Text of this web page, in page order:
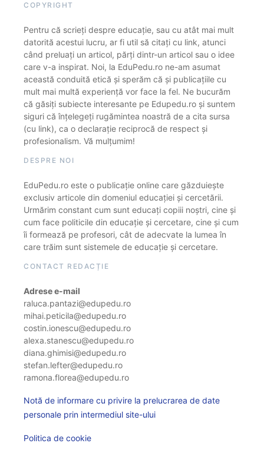
COPYRIGHT
Pentru că scrieți despre educație, sau cu atât mai mult
datorită acestui lucru, ar fi util să citați cu link, atunci
când preluați un articol, părți dintr-un articol sau o idee
care v-a inspirat. Noi, la EduPedu.ro ne-am asumat
această conduită etică și sperăm că și publicațiile cu
mult mai multă experiență vor face la fel. Ne bucurăm
că găsiți subiecte interesante pe Edupedu.ro și suntem
siguri că înțelegeți rugămintea noastră de a cita sursa
(cu link), ca o declarație reciprocă de respect și
profesionalism. Vă mulțumim!
DESPRE NOI
EduPedu.ro este o publicație online care găzduiește
exclusiv articole din domeniul educației și cercetării.
Urmărim constant cum sunt educați copiii noștri, cine și
cum face politicile din educație și cercetare, cine și cum
îi formează pe profesori, cât de adecvate la lumea în
care trăim sunt sistemele de educație și cercetare.
CONTACT REDACȚIE
Adrese e-mail
raluca.pantazi@edupedu.ro
mihai.peticila@edupedu.ro
costin.ionescu@edupedu.ro
alexa.stanescu@edupedu.ro
diana.ghimisi@edupedu.ro
stefan.lefter@edupedu.ro
ramona.florea@edupedu.ro
Notă de informare cu privire la prelucrarea de date
personale prin intermediul site-ului
Politica de cookie